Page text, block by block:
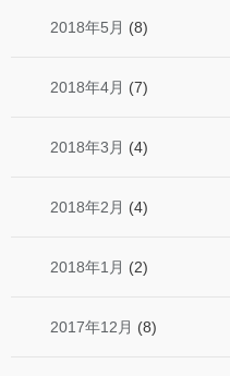
2018年5月 (8)
2018年4月 (7)
2018年3月 (4)
2018年2月 (4)
2018年1月 (2)
2017年12月 (8)